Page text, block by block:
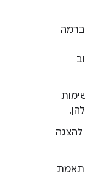
: מבנים ו-API ברמה
להצגה